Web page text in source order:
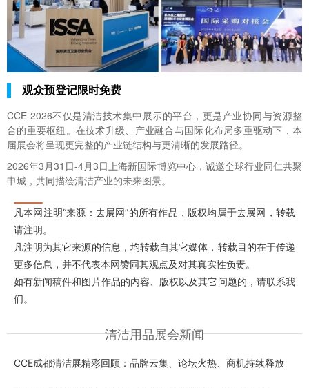
观众预登记限时免费
CCE 2026不仅是清洁技术集中展示的平台，更是产业协同与资源整
合的重要枢纽。在技术升级、产业融合与国际化布局多重驱动下，本
届展会将呈现更完整的产业链结构与更清晰的发展路径。
2026年3月31日-4月3日上海新国际博览中心，诚邀全球行业同仁共聚
申城，共同描绘清洁产业的未来图景。
凡本网注明“来源：去展网”的所有作品，版权均属于去展网，转载
请注明。
凡注明为其它来源的信息，均转载自其它媒体，转载目的在于传递
更多信息，并不代表本网赞同其观点及对其真实性负责。
如有新闻稿件和图片作品的内容、版权以及其它问题的，请联系我
们。
清洁用品展会新闻
CCE成都清洁展精彩回顾：品牌云集、论坛火热、商机持续释放